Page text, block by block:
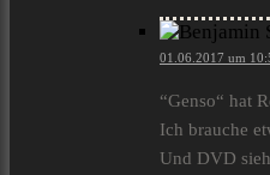
01.06.2017 um
“Genso“ hat
Ich brauche
Und DVD